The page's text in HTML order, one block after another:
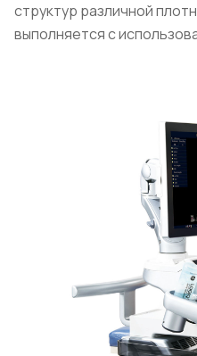
структур различной
выполняется с